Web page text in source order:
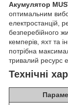
Акумулятор
оптимальним
електростанцій,
безперебійного
кемперів, яхт та
потрібна
тривалий ресурс
Технічні